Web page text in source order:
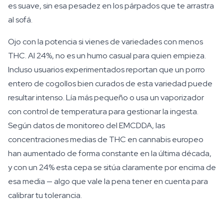
es suave, sin esa pesadez en los párpados que te arrastra
al sofá.
Ojo con la potencia si vienes de variedades con menos
THC. Al 24%, no es un humo casual para quien empieza.
Incluso usuarios experimentados reportan que un porro
entero de cogollos bien curados de esta variedad puede
resultar intenso. Lía más pequeño o usa un vaporizador
con control de temperatura para gestionar la ingesta.
Según datos de monitoreo del EMCDDA, las
concentraciones medias de THC en cannabis europeo
han aumentado de forma constante en la última década,
y con un 24% esta cepa se sitúa claramente por encima de
esa media — algo que vale la pena tener en cuenta para
calibrar tu tolerancia.